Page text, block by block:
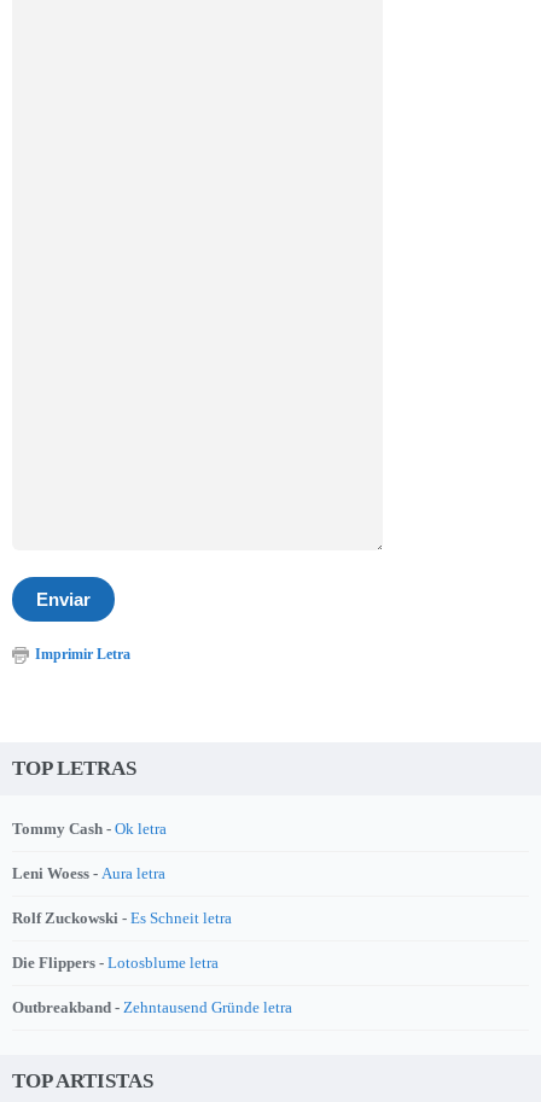
Imprimir Letra
TOP LETRAS
Tommy Cash - Ok letra
Leni Woess - Aura letra
Rolf Zuckowski - Es Schneit letra
Die Flippers - Lotosblume letra
Outbreakband - Zehntausend Gründe letra
TOP ARTISTAS